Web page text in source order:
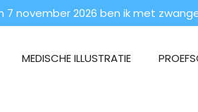
7 november 2026 ben ik met
MEDISCHE ILLUSTRATIE